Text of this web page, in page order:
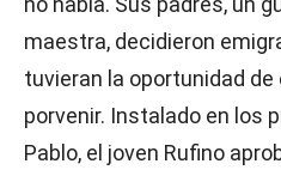
maestra, decidieron
tuvieran la oportunidad
porvenir. Instalado en los
Pablo, el joven Rufino